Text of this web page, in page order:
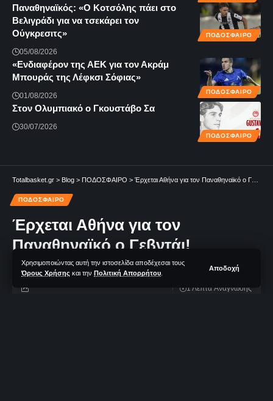
Χρησιμοποιώντας αυτή την ιστοσελίδα αποδέχεσαι τους
Όρους Χρήσης και την Πολιτική Απορρήτου
Αποδοχή
ΠΟΔΟΣΦΑΙΡΟ
Παναθηναϊκός: «Ο Κοτσόλης πάει στο
Βελιγράδι για να τσεκάρει τον
Ούγκρεσιτς»
05/08/2026
ΠΟΔΟΣΦΑΙΡΟ
«Ενδιαφέρον της ΑΕΚ για τον Ακράμ
Μπουράς της Λέφκσι Σόφιας»
01/08/2026
ΠΟΔΟΣΦΑΙΡΟ
Στον Ολυμπιακό ο Γκουστάβο Σα
30/07/2026
Totalbasket.gr > Blog > ΠΟΔΟΣΦΑΙΡΟ > Έρχεται Αθήνα για τον Παναθηναϊκό ο Γεβντάι!
ΠΟΔΟΣΦΑΙΡΟ
Έρχεται Αθήνα για τον
Παναθηναϊκό ο Γεβντάι!
1 Λεπτά Aνάγνωσης